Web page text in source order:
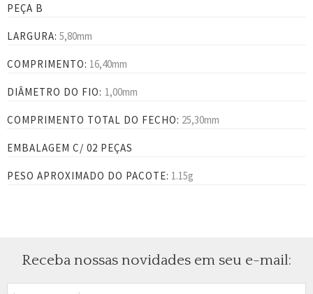
PEÇA B
LARGURA: 5,80mm
COMPRIMENTO: 16,40mm
DIÂMETRO DO FIO: 1,00mm
COMPRIMENTO TOTAL DO FECHO: 25,30mm
EMBALAGEM C/ 02 PEÇAS
PESO APROXIMADO DO PACOTE: 1.15g
Receba nossas novidades em seu e-mail: